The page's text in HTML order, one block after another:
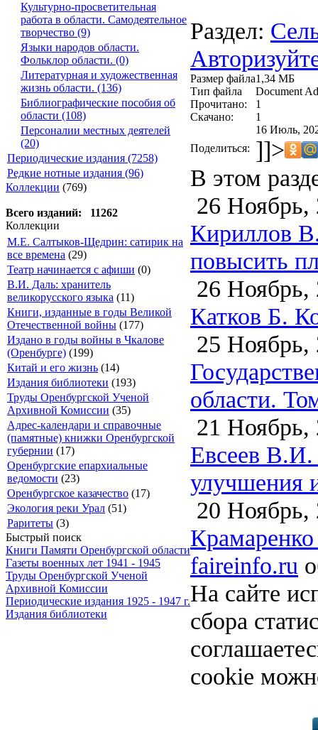
Культурно-просветительная
работа в области. Самодеятельное
творчество (9)
Языки народов области.
Фольклор области. (0)
Литературная и художественная
жизнь области. (136)
Библиографические пособия об
области (108)
Персоналии местных деятелей
(20)
Периодические издания (7258)
Редкие нотные издания (96)
Коллекции (769)
Всего изданий: 11262
Коллекции
М.Е. Салтыков-Щедрин: сатирик на
все времена (29)
Театр начинается с афиши (0)
В.И. Даль: хранитель
великорусского языка (11)
Книги, изданные в годы Великой
Отечественной войны (177)
Издано в годы войны в Чкалове
(Оренбурге) (199)
Китай и его жизнь (14)
Издания библиотеки (193)
Труды Оренбургской Ученой
Архивной Комиссии (35)
Адрес-календари и справочные
(памятные) книжки Оренбургской
губернии (17)
Оренбургские епархиальные
ведомости (23)
Оренбургское казачество (17)
Экология реки Урал (51)
Раритеты (3)
Быстрый поиск
Книги Памяти Оренбургской области
Газеты военных лет 1941 - 1945
Труды Оренбургской Ученой
Архивной Комиссии
Периодические издания 1925 - 1947 г.
Издания библиотеки
Раздел:
Размер файла1,34 МБ
Тип файла
Document
Прочитано:
1
Скачано:
1
16 Июль,
Поделиться: ]]>
В этом
26 Ноябрь,
Кириллов
повысить
26 Ноябрь,
Катков Б.
25 Ноябрь,
области.
21 Ноябрь,
Евсеев В.И.
улучшения
20 Ноябрь,
faireinfo.ru
На сайте
сбора
cookie